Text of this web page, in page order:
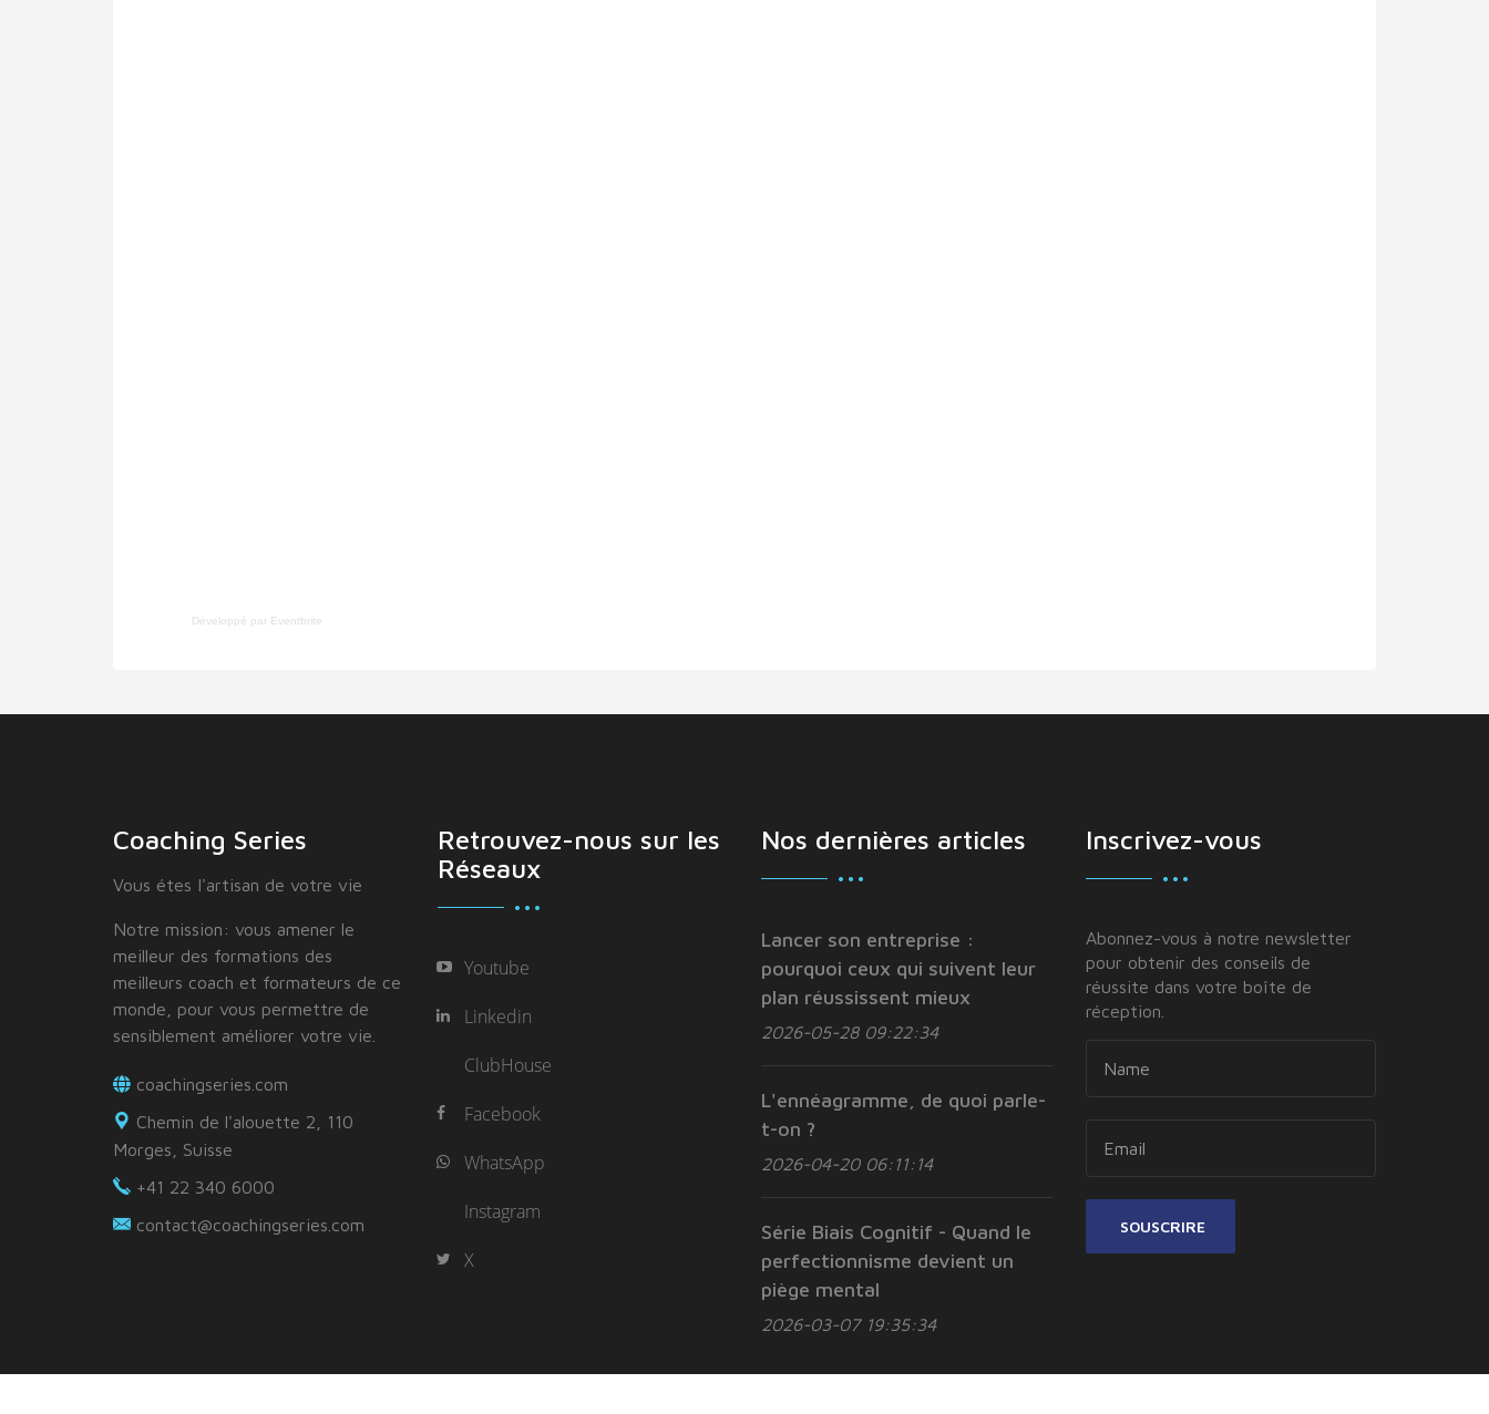
Développé par Eventbrite
Coaching Series
Vous étes I'artisan de votre vie
Notre mission: vous amener le
meilleur des formations des
meilleurs coach et formateurs de ce
monde, pour vous permettre de
sensiblement améliorer votre vie.
coachingseries.com
Chemin de l'alouette 2, 110
Morges, Suisse
+41 22 340 6000
contact@coachingseries.com
Retrouvez-nous sur les
Réseaux
Youtube
Linkedin
ClubHouse
Facebook
WhatsApp
Instagram
X
Nos dernières articles
Lancer son entreprise :
pourquoi ceux qui suivent leur
plan réussissent mieux
2026-05-28 09:22:34
L'ennéagramme, de quoi parle-
t-on ?
2026-04-20 06:11:14
Série Biais Cognitif - Quand le
perfectionnisme devient un
piège mental
2026-03-07 19:35:34
Inscrivez-vous
Abonnez-vous à notre newsletter
pour obtenir des conseils de
réussite dans votre boîte de
réception.
SOUSCRIRE